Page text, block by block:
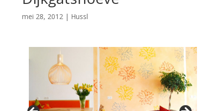
mei 28, 2012| Hussl